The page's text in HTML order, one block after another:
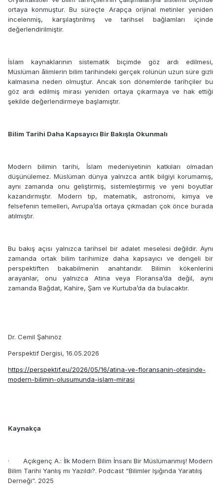
ortaya konmuştur. Bu süreçte Arapça orijinal metinler yeniden
incelenmiş, karşılaştırılmış ve tarihsel bağlamları içinde
değerlendirilmiştir.
İslam kaynaklarının sistematik biçimde göz ardı edilmesi,
Müslüman âlimlerin bilim tarihindeki gerçek rolünün uzun süre gizli
kalmasına neden olmuştur. Ancak son dönemlerde tarihçiler bu
göz ardı edilmiş mirası yeniden ortaya çıkarmaya ve hak ettiği
şekilde değerlendirmeye başlamıştır.
Bilim Tarihi Daha Kapsayıcı Bir Bakışla Okunmalı
Modern bilimin tarihi, İslam medeniyetinin katkıları olmadan
düşünülemez. Müslüman dünya yalnızca antik bilgiyi korumamış,
aynı zamanda onu geliştirmiş, sistemleştirmiş ve yeni boyutlar
kazandırmıştır. Modern tıp, matematik, astronomi, kimya ve
felsefenin temelleri, Avrupa’da ortaya çıkmadan çok önce burada
atılmıştır.
Bu bakış açısı yalnızca tarihsel bir adalet meselesi değildir. Aynı
zamanda ortak bilim tarihimize daha kapsayıcı ve dengeli bir
perspektiften bakabilmenin anahtarıdır. Bilimin kökenlerini
arayanlar, onu yalnızca Atina veya Floransa’da değil, aynı
zamanda Bağdat, Kahire, Şam ve Kurtuba’da da bulacaktır.
Dr. Cemil Şahinöz
Perspektif Dergisi, 16.05.2026
https://perspektif.eu/2026/05/16/atina-ve-floransanin-otesinde-
modern-bilimin-olusumunda-islam-mirasi
Kaynakça
·
Açıkgenç A.: İlk Modern Bilim İnsanı Bir Müslümanmış! Modern
Bilim Tarihi Yanlış mı Yazıldı?. Podcast “Bilimler Işığında Yaratılış
Derneği“. 2025